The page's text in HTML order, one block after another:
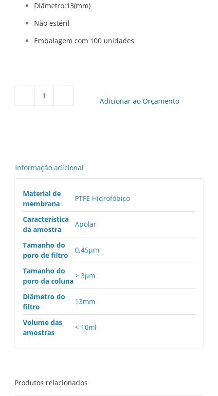
Diâmetro:13(mm)
Não estéril
Embalagem com 100 unidades
SFPTFE-
com
em
PTFE
Hidrofóbico
-
Poro:0.45(μm),
Diâmetro:13(mm)
-
Não
estéril
quantidade
Adicionar ao Orçamento
Informação adicional
Material de
membrana
PTFE Hidrofóbico
Característica
da amostra
Apolar
Tamanho do
poro de filtro
0,45µm
Tamanho do
poro da coluna
> 3µm
Diâmetro do
filtro
13mm
Volume das
amostras
< 10ml
Produtos relacionados